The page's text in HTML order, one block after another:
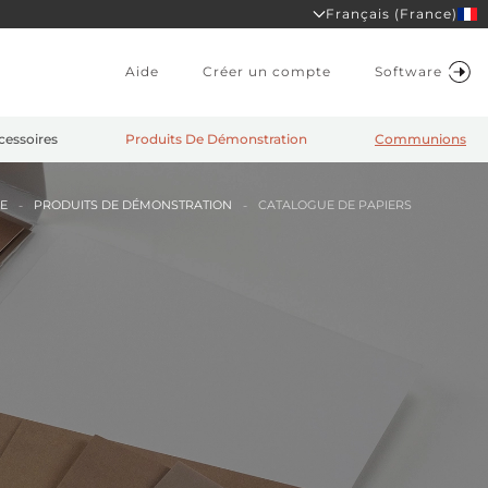
Français (France)
Aide Créer un compte Software
Produits De Démonstration Communions
PRODUITS DE DÉMONSTRATION CATALOGUE DE PAPIERS